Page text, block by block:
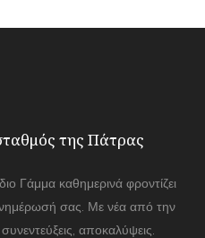
της Πάτρας
Γάμμα καθημερινά φροντίζει
ενημέρωσή σας. Με νέα από την
αποκαλύψεις.